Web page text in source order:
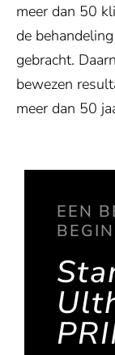
meer dan 50
de
gebracht.
bewezen
meer dan 50
EEN